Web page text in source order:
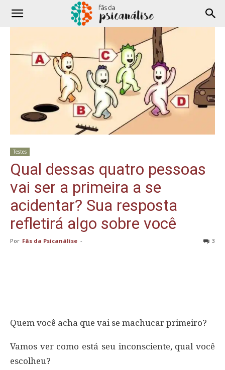
Testes
Qual dessas quatro pessoas
vai ser a primeira a se
acidentar? Sua resposta
refletirá algo sobre você
Por Fãs da Psicanálise - 3
Quem você acha que vai se machucar primeiro?
Vamos ver como está seu inconsciente, qual você
escolheu?